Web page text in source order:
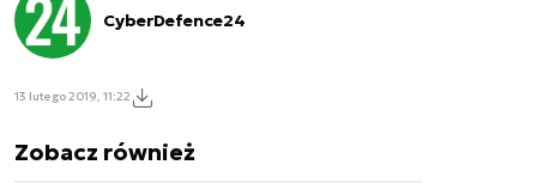
CyberDefence24
13 lutego 2019, 11:22
Zobacz również